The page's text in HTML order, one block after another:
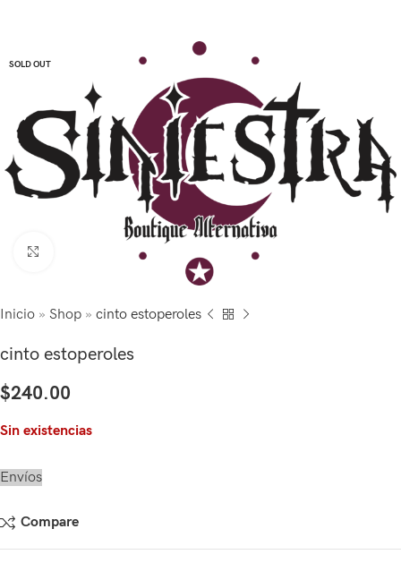
SOLD OUT
Click to enlarge
Inicio » Shop » cinto estoperoles
cinto estoperoles
$240.00
Sin existencias
Envíos
Compare